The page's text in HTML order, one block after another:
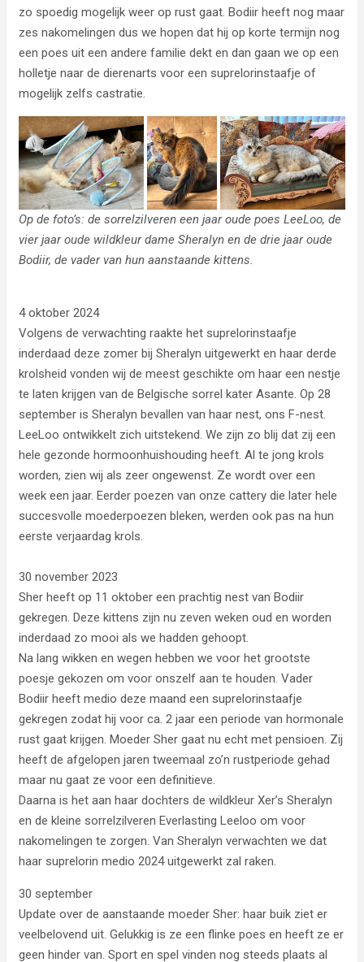
zo spoedig mogelijk weer op rust gaat. Bodiir heeft nog maar
zes nakomelingen dus we hopen dat hij op korte termijn nog
een poes uit een andere familie dekt en dan gaan we op een
holletje naar de dierenarts voor een suprelorinstaafje of
mogelijk zelfs castratie.
Op de foto’s: de sorrelzilveren een jaar oude poes LeeLoo, de
vier jaar oude wildkleur dame Sheralyn en de drie jaar oude
Bodiir, de vader van hun aanstaande kittens.
4 oktober 2024
Volgens de verwachting raakte het suprelorinstaafje
inderdaad deze zomer bij Sheralyn uitgewerkt en haar derde
krolsheid vonden wij de meest geschikte om haar een nestje
te laten krijgen van de Belgische sorrel kater Asante. Op 28
september is Sheralyn bevallen van haar nest, ons F-nest.
LeeLoo ontwikkelt zich uitstekend. We zijn zo blij dat zij een
hele gezonde hormoonhuishouding heeft. Al te jong krols
worden, zien wij als zeer ongewenst. Ze wordt over een
week een jaar. Eerder poezen van onze cattery die later hele
succesvolle moederpoezen bleken, werden ook pas na hun
eerste verjaardag krols.
30 november 2023
Sher heeft op 11 oktober een prachtig nest van Bodiir
gekregen. Deze kittens zijn nu zeven weken oud en worden
inderdaad zo mooi als we hadden gehoopt.
Na lang wikken en wegen hebben we voor het grootste
poesje gekozen om voor onszelf aan te houden. Vader
Bodiir heeft medio deze maand een suprelorinstaafje
gekregen zodat hij voor ca. 2 jaar een periode van hormonale
rust gaat krijgen. Moeder Sher gaat nu echt met pensioen. Zij
heeft de afgelopen jaren tweemaal zo’n rustperiode gehad
maar nu gaat ze voor een definitieve.
Daarna is het aan haar dochters de wildkleur Xer’s Sheralyn
en de kleine sorrelzilveren Everlasting Leeloo om voor
nakomelingen te zorgen. Van Sheralyn verwachten we dat
haar suprelorin medio 2024 uitgewerkt zal raken.
30 september
Update over de aanstaande moeder Sher: haar buik ziet er
veelbelovend uit. Gelukkig is ze een flinke poes en heeft ze er
geen hinder van. Sport en spel vinden nog steeds plaats al